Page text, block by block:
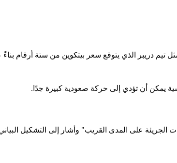
تيم دريبر الذي يتوقع سعر بيتكوين من ستة أرقام
يمكن أن تؤدي إلى حركة صعودية كبيرة جدًا.
الجريئة على المدى القريب" وأشار إلى التشكيل